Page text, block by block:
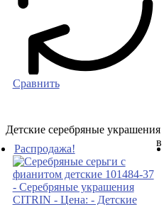
Сравнить
Распродажа!
Детские серебряные украшения
в